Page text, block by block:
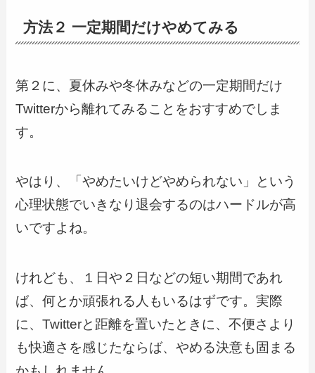
方法２ 一定期間だけやめてみる
第２に、夏休みや冬休みなどの一定期間だけ
Twitterから離れてみることをおすすめでしま
す。
やはり、「やめたいけどやめられない」という
心理状態でいきなり退会するのはハードルが高
いですよね。
けれども、１日や２日などの短い期間であれ
ば、何とか頑張れる人もいるはずです。実際
に、Twitterと距離を置いたときに、不便さより
も快適さを感じたならば、やめる決意も固まる